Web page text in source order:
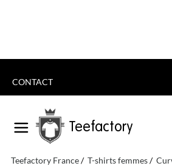
CONTACT
Teefactory
Teefactory France T-shirts femmes